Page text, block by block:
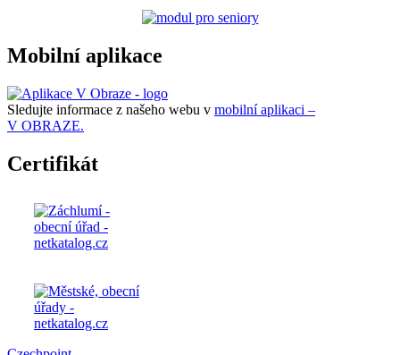
Mobilní aplikace
Sledujte informace z našeho webu v mobilní aplikaci –
V OBRAZE.
Certifikát